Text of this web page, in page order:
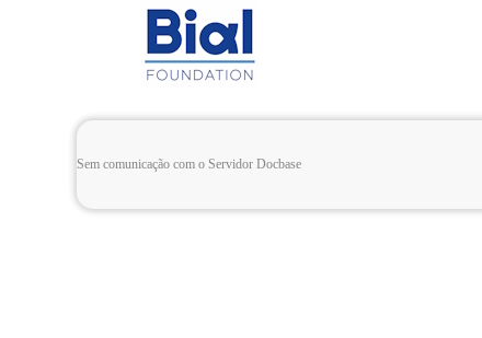
Sem comunicação com o Servidor Docbase